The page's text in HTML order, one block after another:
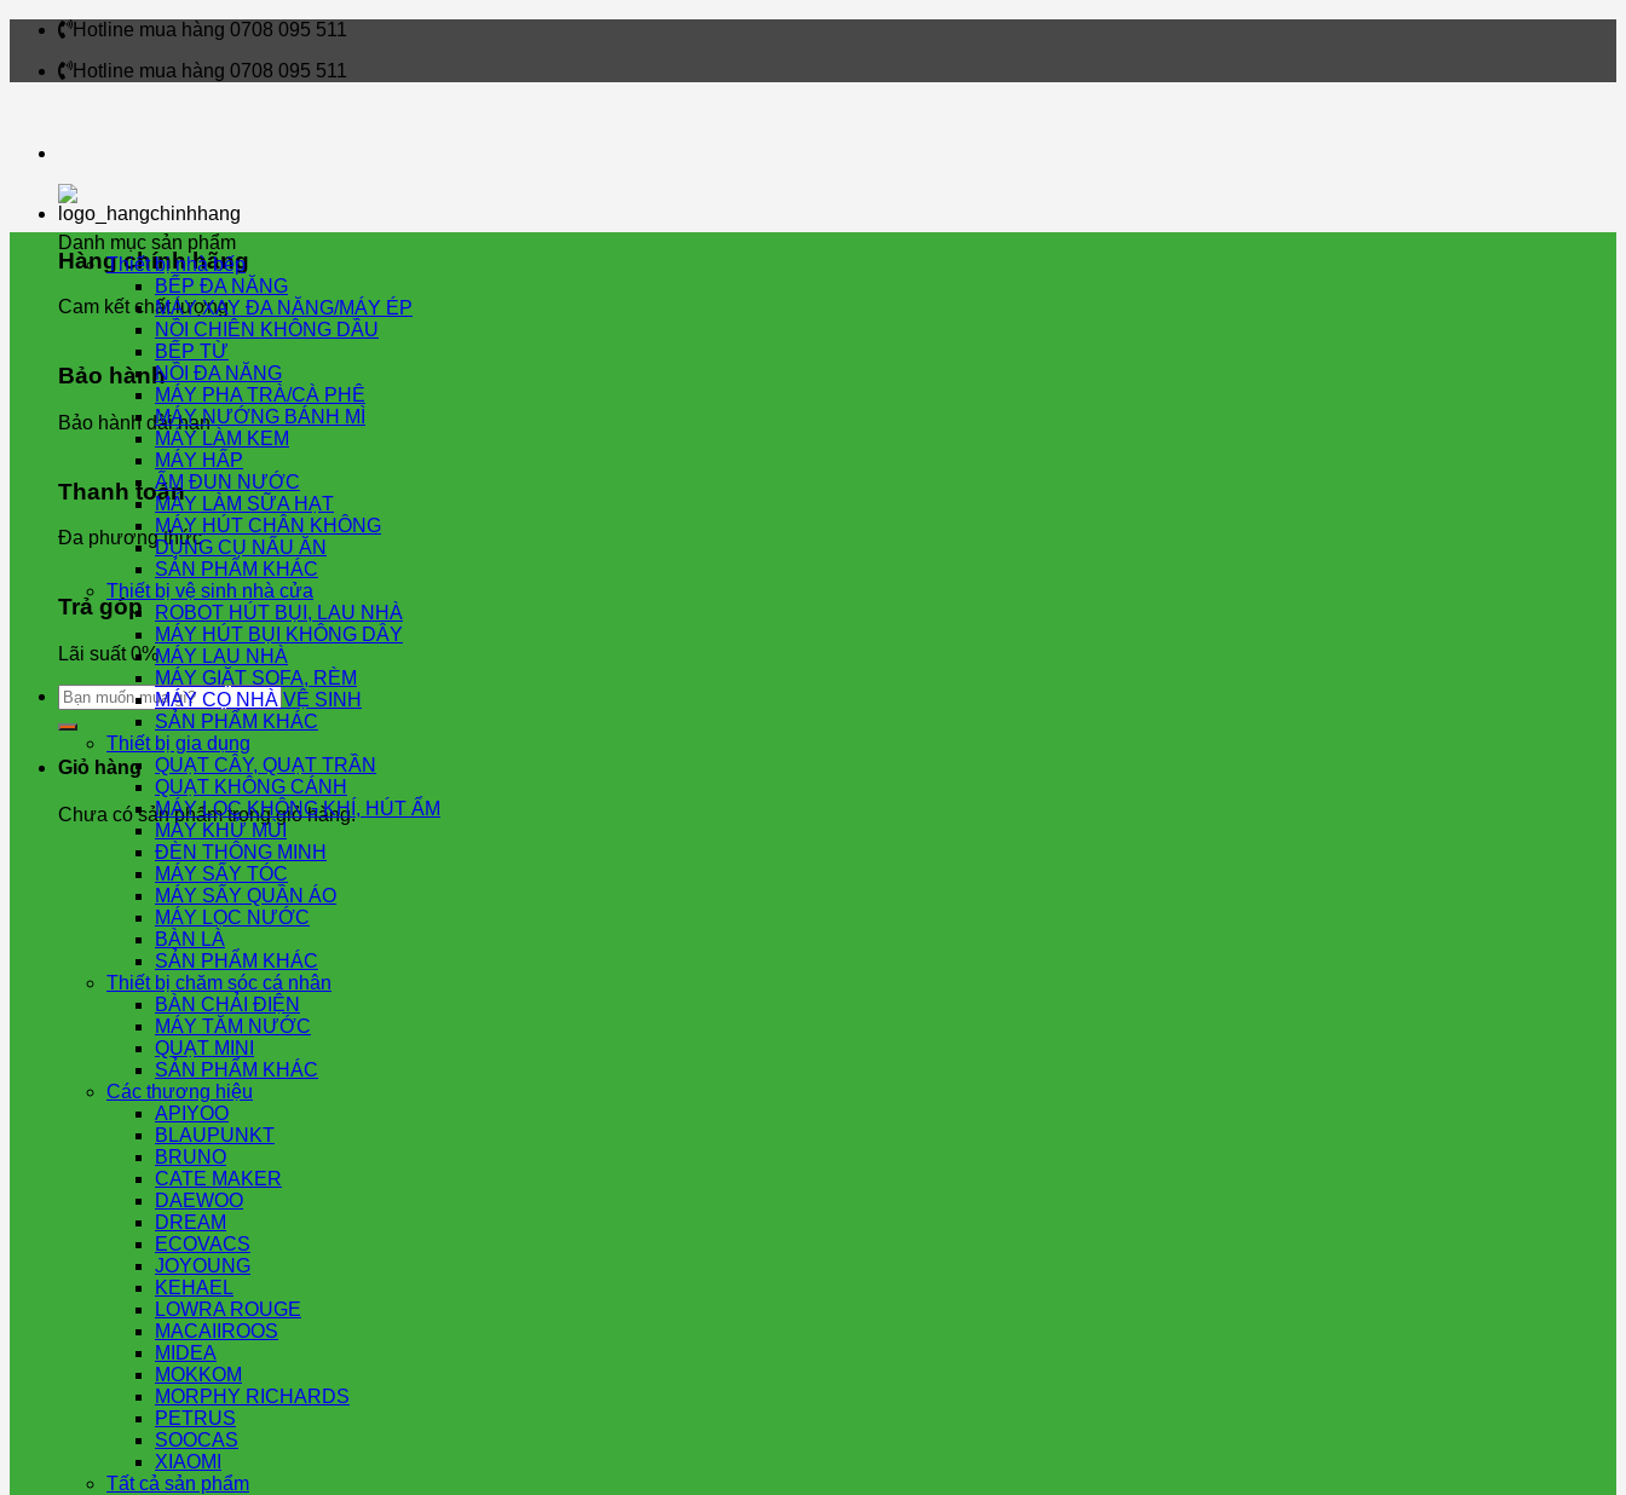
Skip
content
Hotline mua hàng 0708 095 511
Hotline mua hàng 0708 095 511
Hàng chính hãng
Cam kết chất lượng
Bảo hành
Bảo hành dài hạn
Thanh toán
Đa phương thức
Trả góp
Lãi suất 0%
Tìm
kiếm:
Giỏ hàng
Chưa có sản phẩm trong giỏ hàng.
Danh mục sản phẩm
Thiết bị nhà bếp
BẾP ĐA NĂNG
MÁY XAY ĐA NĂNG/MÁY ÉP
NỒI CHIÊN KHÔNG DẦU
BẾP TỪ
NỒI ĐA NĂNG
MÁY PHA TRÀ/CÀ PHÊ
MÁY NƯỚNG BÁNH MÌ
MÁY LÀM KEM
MÁY HẤP
ẤM ĐUN NƯỚC
MÁY LÀM SỮA HẠT
MÁY HÚT CHÂN KHÔNG
DỤNG CỤ NẤU ĂN
SẢN PHẨM KHÁC
Thiết bị vệ sinh nhà cửa
ROBOT HÚT BỤI, LAU NHÀ
MÁY HÚT BỤI KHÔNG DÂY
MÁY LAU NHÀ
MÁY GIẶT SOFA, RÈM
MÁY CỌ NHÀ VỆ SINH
SẢN PHẨM KHÁC
Thiết bị gia dụng
QUẠT CÂY, QUẠT TRẦN
QUẠT KHÔNG CÁNH
MÁY LỌC KHÔNG KHÍ, HÚT ẨM
MÁY KHỬ MÙI
ĐÈN THÔNG MINH
MÁY SẤY TÓC
MÁY SẤY QUẦN ÁO
MÁY LỌC NƯỚC
BÀN LÀ
SẢN PHẨM KHÁC
Thiết bị chăm sóc cá nhân
BÀN CHẢI ĐIỆN
MÁY TĂM NƯỚC
QUẠT MINI
SẢN PHẨM KHÁC
Các thương hiệu
APIYOO
BLAUPUNKT
BRUNO
CATE MAKER
DAEWOO
DREAM
ECOVACS
JOYOUNG
KEHAEL
LOWRA ROUGE
MACAIIROOS
MIDEA
MOKKOM
MORPHY RICHARDS
PETRUS
SOOCAS
XIAOMI
Tất cả sản phẩm